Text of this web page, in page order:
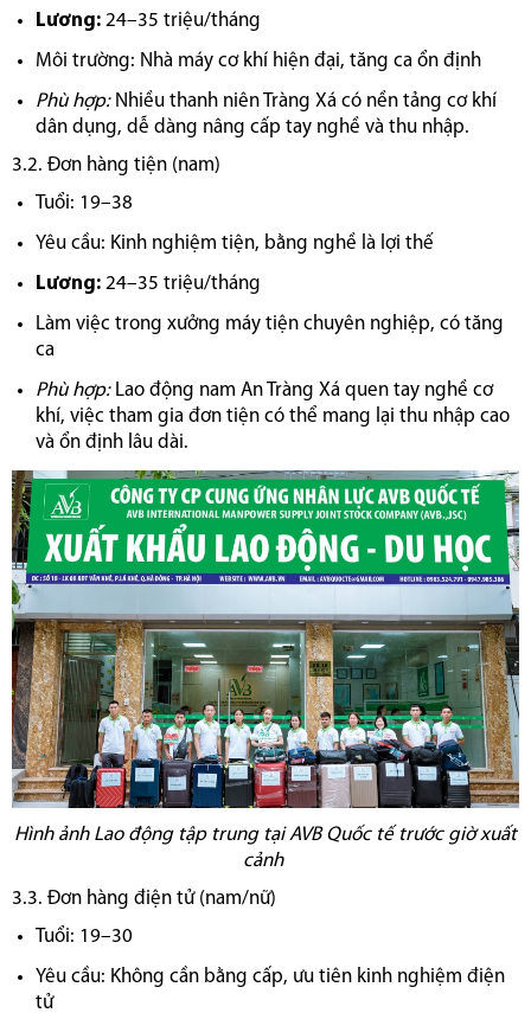
Lương: 24–35 triệu/tháng
Môi trường: Nhà máy cơ khí hiện đại, tăng ca ổn định
Phù hợp:Nhiều thanh niên Tràng Xá có nền tảng cơ khí
dân dụng, dễ dàng nâng cấp tay nghề và thu nhập.
3.2. Đơn hàng tiện (nam)
Tuổi: 19–38
Yêu cầu: Kinh nghiệm tiện, bằng nghề là lợi thế
Lương: 24–35 triệu/tháng
Làm việc trong xưởng máy tiện chuyên nghiệp, có tăng
ca
Phù hợp:Lao động nam An Tràng Xá quen tay nghề cơ
khí, việc tham gia đơn tiện có thể mang lại thu nhập cao
và ổn định lâu dài.
Hình ảnh Lao động tập trung tại AVB Quốc tế trước giờ xuất
cảnh
3.3. Đơn hàng điện tử (nam/nữ)
Tuổi: 19–30
Yêu cầu: Không cần bằng cấp, ưu tiên kinh nghiệm điện
tử